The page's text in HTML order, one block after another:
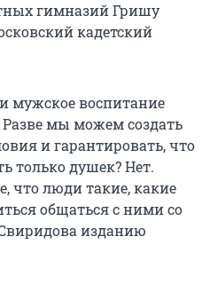
гимназий Гришу
кадетский
мужское воспитание
мы можем создать
и гарантировать, что
только душек? Нет.
что люди такие, какие
общаться с ними со
изданию